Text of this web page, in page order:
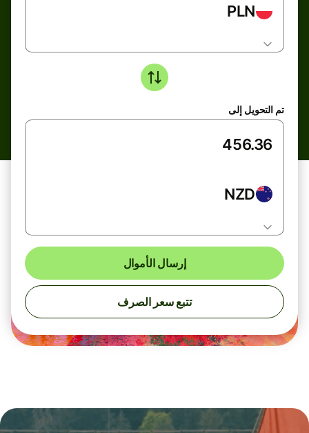
PLN
تم التحويل إلى
NZD
إرسال الأموال
تتبع سعر الصرف